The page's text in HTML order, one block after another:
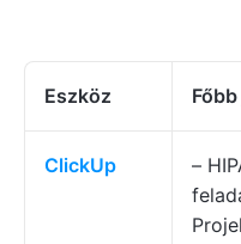
Eszköz
ClickUp
–